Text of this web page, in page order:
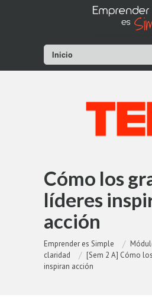
Inicio
Cómo los
líderes
acción
Emprender es Simple
claridad
[Sem 2 A] Cómo
inspiran acción